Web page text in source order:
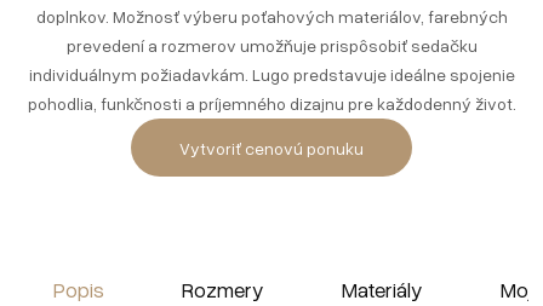
doplnkov. Možnosť výberu poťahových materiálov, farebných
prevedení a rozmerov umožňuje prispôsobiť sedačku
individuálnym požiadavkám. Lugo predstavuje ideálne spojenie
pohodlia, funkčnosti a príjemného dizajnu pre každodenný život.
Vytvoriť cenovú ponuku
Popis Rozmery Materiály